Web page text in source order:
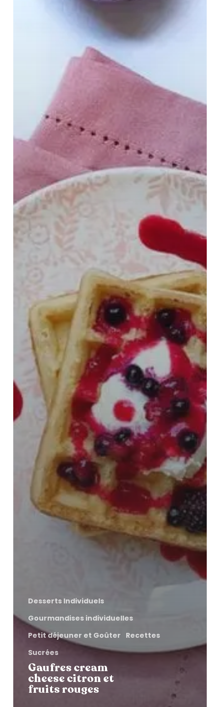
Desserts Individuels
Gourmandises individuelles
Petit déjeuner et Goûter Recettes
Sucrées
Gaufres cream
cheese citron et
fruits rouges